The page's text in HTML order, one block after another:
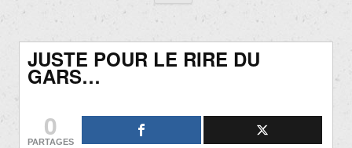
contenu
JUSTE POUR LE RIRE DU
GARS…
0
PARTAGES